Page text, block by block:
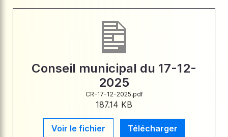
Conseil municipal du 17-12-
2025
CR-17-12-2025.pdf
187.14 KB
Voir le fichier Télécharger